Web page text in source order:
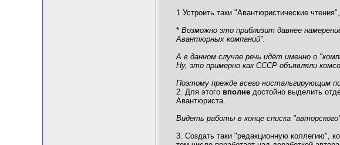
1.Устроить таки "Авантюристические
* Возможно это приблизит давнее
Авантюрных компаний".
А в данном случае речь идёт именно о
Ну, это примерно как СССР объявляли
Поэтому прежде всего ностальгирующим
2. Для этого вполне достойно выделить
Авантюриста.
Видеть работы в конце списка
3. Создать таки "редакционную коллегию",